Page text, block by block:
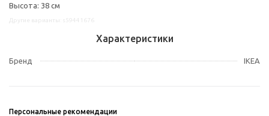
Высота: 38 см
Характеристики
Бренд IKEA
Персональные рекомендации